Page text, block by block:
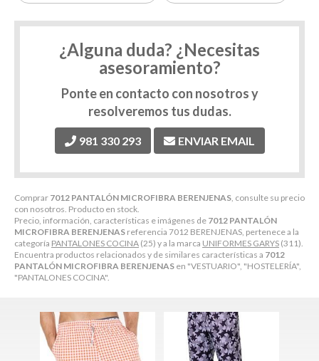
Comprar 7012 PANTALÓN MICROFIBRA BERENJENAS, consulte su precio
con nosotros. Producto en stock.
Precio, información, características e imágenes de 7012 PANTALÓN
MICROFIBRA BERENJENAS referencia 7012 BERENJENAS, pertenece a la
categoría PANTALONES COCINA (25) y a la marca UNIFORMES GARYS (311).
Encuentra productos relacionados y de similares características a 7012
PANTALÓN MICROFIBRA BERENJENAS en "VESTUARIO", "HOSTELERÍA",
"PANTALONES COCINA".
¿Alguna duda? ¿Necesitas
asesoramiento?
Ponte en contacto con nosotros y
resolveremos tus dudas.
981 330 293 ENVIAR EMAIL